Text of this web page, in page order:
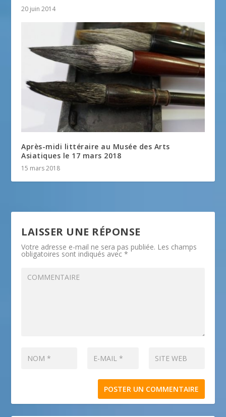
20 juin 2014
Après-midi littéraire au Musée des Arts
Asiatiques le 17 mars 2018
15 mars 2018
LAISSER UNE RÉPONSE
Votre adresse e-mail ne sera pas publiée. Les champs
obligatoires sont indiqués avec*